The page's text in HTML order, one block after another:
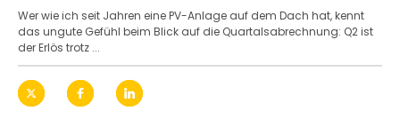
Wer wie ich seit Jahren eine PV-Anlage auf dem Dach hat, kennt
das ungute Gefühl beim Blick auf die Quartalsabrechnung: Q2 ist
der Erlös trotz ...